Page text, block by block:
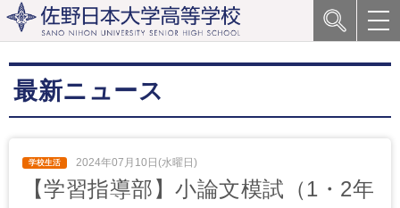
最新ニュース
2024年07月10日(水曜日)
【学習指導部】小論文模試（1・2年